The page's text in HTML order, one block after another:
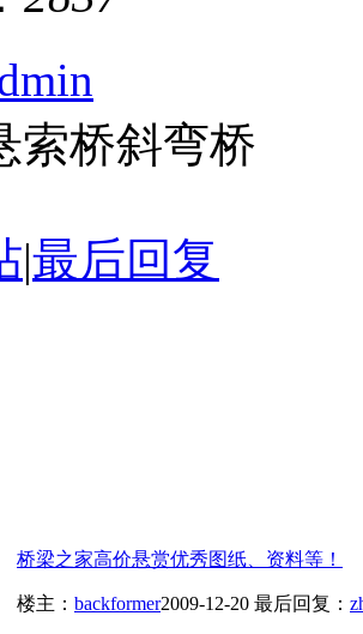
索桥斜弯桥
|最后回复
桥梁之家高价悬赏优秀图纸、资料等！
楼主： backformer2009-12-20 最后回复：